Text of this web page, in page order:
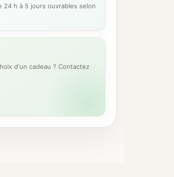
24 h à 5 jours ouvrables selon
d'un cadeau ? Contactez